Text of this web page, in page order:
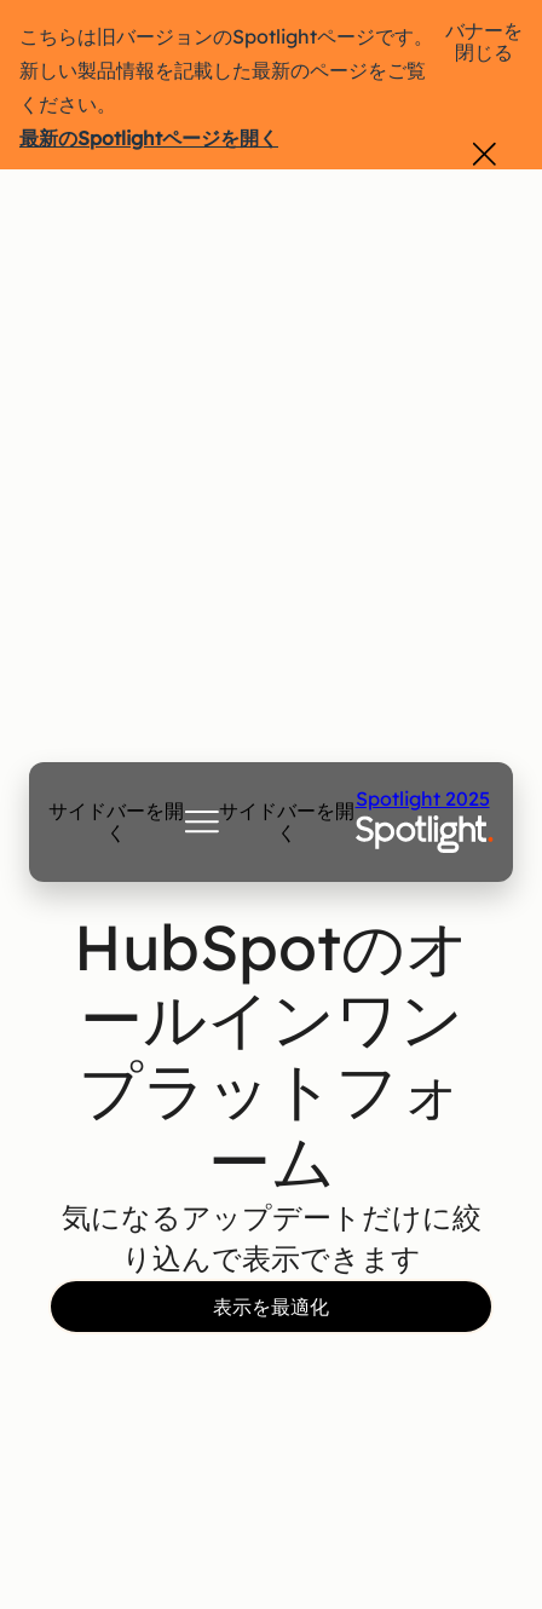
こちらは旧バージョンのSpotlightページです。
新しい製品情報を記載した最新のページをご覧
ください。
最新のSpotlightページを開く
バナーを
閉じる
サイドバーを開
く
サイドバーを開
く
Spotlight 2025
HubSpotのオ
ールインワン
プラットフォ
ーム
気になるアップデートだけに絞
り込んで表示できます
表示を最適化